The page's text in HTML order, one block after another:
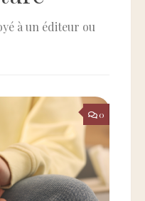
à un éditeur ou
0